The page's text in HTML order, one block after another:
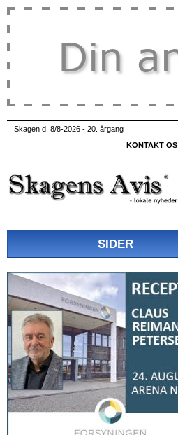
Skagen d. 8/8-2026 - 20. årgang
KONTAKT OS
SIDER